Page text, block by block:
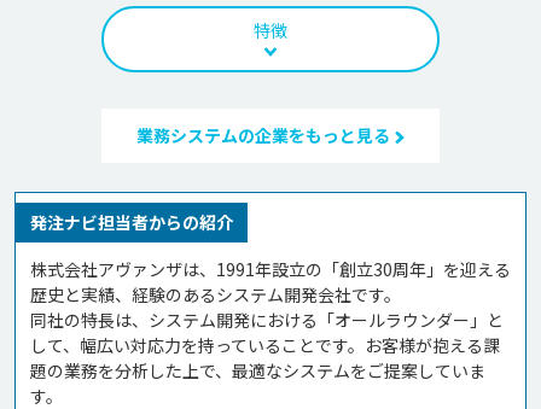
特徴
業務システムの企業をもっと見る
発注ナビ担当者からの紹介
株式会社アヴァンザは、1991年設立の「創立30周年」を迎える
歴史と実績、経験のあるシステム開発会社です。
同社の特長は、システム開発における「オールラウンダー」と
して、幅広い対応力を持っていることです。お客様が抱える課
題の業務を分析した上で、最適なシステムをご提案していま
す。